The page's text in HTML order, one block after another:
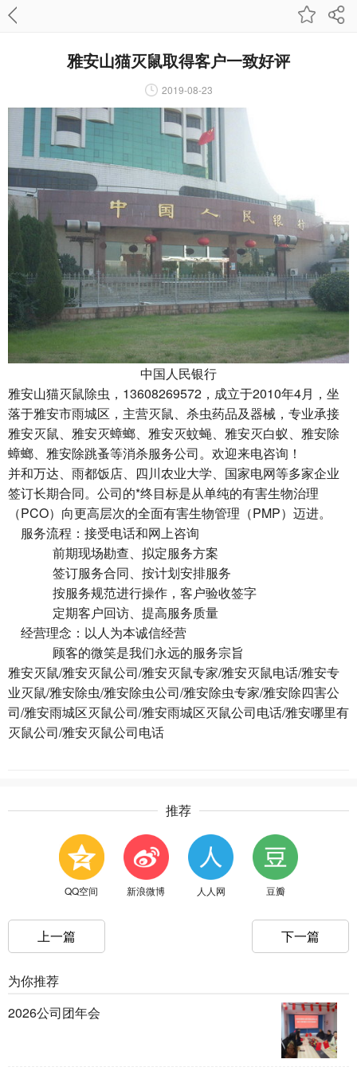
雅安山猫灭鼠取得客户一致好评
2019-08-23
中国人民银行
雅安山猫灭鼠除虫，13608269572，成立于2010年4月，坐
落于雅安市雨城区，主营灭鼠、杀虫药品及器械，专业承接
雅安灭鼠、雅安灭蟑螂、雅安灭蚊蝇、雅安灭白蚁、雅安除
蟑螂、雅安除跳蚤等消杀服务公司。欢迎来电咨询！
并和万达、雨都饭店、四川农业大学、国家电网等多家企业
签订长期合同。公司的*终目标是从单纯的有害生物治理
（PCO）向更高层次的全面有害生物管理（PMP）迈进。
服务流程：接受电话和网上咨询
前期现场勘查、拟定服务方案
签订服务合同、按计划安排服务
按服务规范进行操作，客户验收签字
定期客户回访、提高服务质量
经营理念：以人为本诚信经营
顾客的微笑是我们永远的服务宗旨
雅安灭鼠/雅安灭鼠公司/雅安灭鼠专家/雅安灭鼠电话/雅安专
业灭鼠/雅安除虫/雅安除虫公司/雅安除虫专家/雅安除四害公
司/雅安雨城区灭鼠公司/雅安雨城区灭鼠公司电话/雅安哪里有
灭鼠公司/雅安灭鼠公司电话
推荐
QQ空间 新浪微博 人人网 豆瓣
上一篇 下一篇
为你推荐
2026公司团年会